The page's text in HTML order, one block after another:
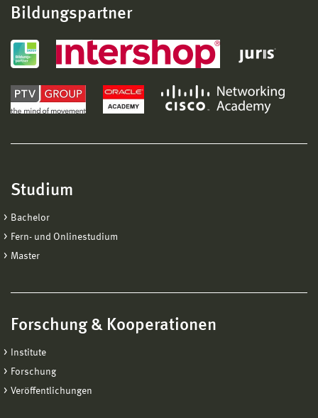
Bildungspartner
Studium
Bachelor
Fern- und Onlinestudium
Master
Forschung & Kooperationen
Institute
Forschung
Veröffentlichungen